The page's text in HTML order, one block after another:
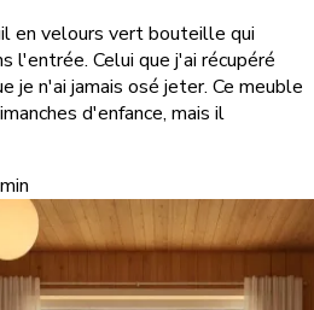
en velours vert bouteille qui
l'entrée. Celui que j'ai récupéré
je n'ai jamais osé jeter. Ce meuble
d'enfance, mais il